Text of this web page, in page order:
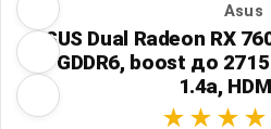
Asus
ASUS Dual Radeon RX
ГБ GDDR6, boost до
1.4a,